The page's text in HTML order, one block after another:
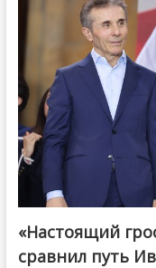
@ქართული ოცნება /
«Настоящий
сравнил путь